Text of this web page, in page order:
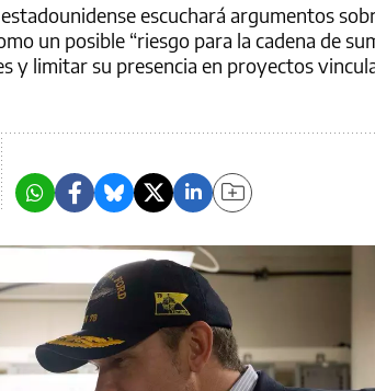
escuchará argumentos
un posible “riesgo para la cadena de
y limitar su presencia en proyectos